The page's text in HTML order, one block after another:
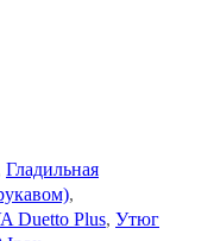
Гладильная
,
Duetto Plus, Утюг